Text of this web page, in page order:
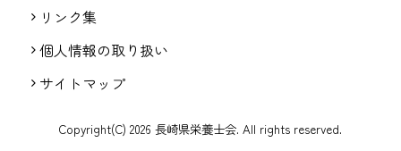
リンク集
個人情報の取り扱い
サイトマップ
Copyright(C) 2026 長崎県栄養士会. All rights reserved.